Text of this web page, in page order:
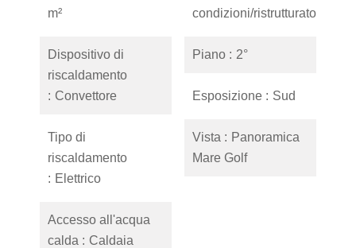
m²
Dispositivo di
riscaldamento
Convettore
Tipo di
riscaldamento
Elettrico
Accesso all'acqua
calda
Caldaia
condizioni/ristrutturato
Piano 2°
Esposizione Sud
Vista
Panoramica
Mare Golf